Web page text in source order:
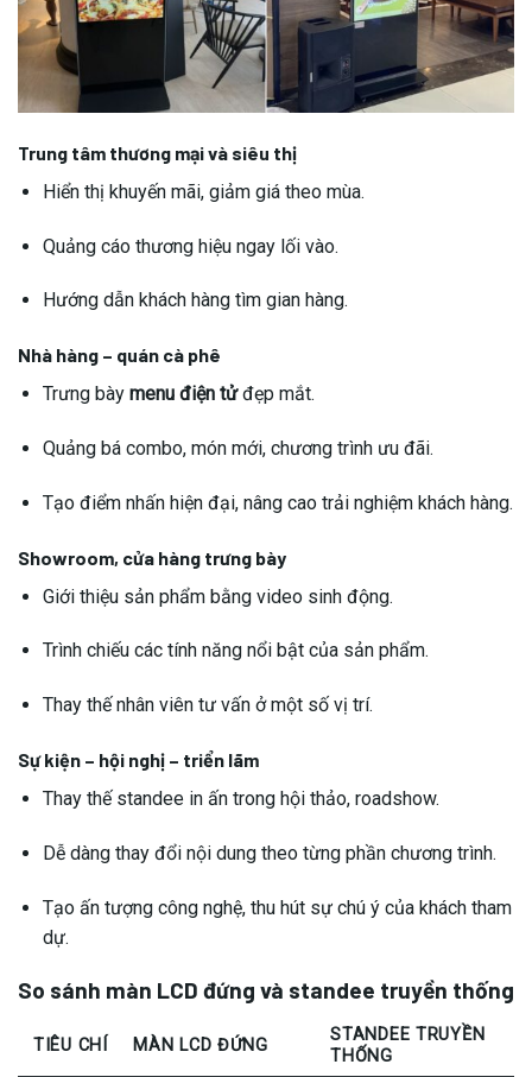
Trung tâm thương mại và siêu thị
Hiển thị khuyến mãi, giảm giá theo mùa.
Quảng cáo thương hiệu ngay lối vào.
Hướng dẫn khách hàng tìm gian hàng.
Nhà hàng – quán cà phê
Trưng bày menu điện tửđẹp mắt.
Quảng bá combo, món mới, chương trình ưu đãi.
Tạo điểm nhấn hiện đại, nâng cao trải nghiệm khách hàng.
Showroom, cửa hàng trưng bày
Giới thiệu sản phẩm bằng video sinh động.
Trình chiếu các tính năng nổi bật của sản phẩm.
Thay thế nhân viên tư vấn ở một số vị trí.
Sự kiện – hội nghị – triển lãm
Thay thế standee in ấn trong hội thảo, roadshow.
Dễ dàng thay đổi nội dung theo từng phần chương trình.
Tạo ấn tượng công nghệ, thu hút sự chú ý của khách tham
dự.
So sánh màn LCD đứng và standee truyền thống
TIÊU CHÍ MÀN LCD ĐỨNG
STANDEE TRUYỀN
THỐNG